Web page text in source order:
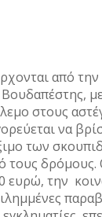
από την
στους
να
των
τους δρόμους.
ευρώ, την